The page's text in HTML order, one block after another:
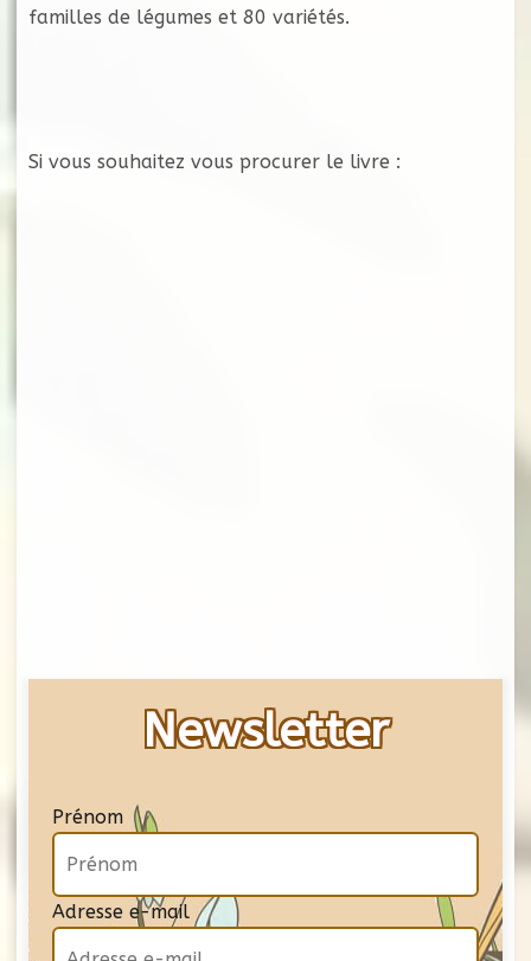
familles de légumes et 80 variétés.
Si vous souhaitez vous procurer le livre :
Newsletter
Prénom
Adresse e-mail